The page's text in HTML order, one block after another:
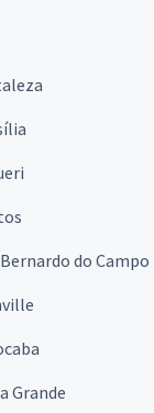
do Campo
Grande